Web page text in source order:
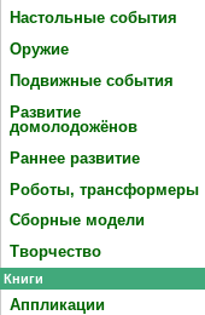
Настольные события
Оружие
Подвижные события
Развитие
домолодожёнов
Раннее развитие
Роботы, трансформеры
Сборные модели
Творчество
Книги
Аппликации